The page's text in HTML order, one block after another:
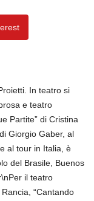
In teatro si
e teatro
Partite” di Cristina
Giorgio Gaber, al
al tour in Italia, è
del Brasile, Buenos
il teatro
“Cantando